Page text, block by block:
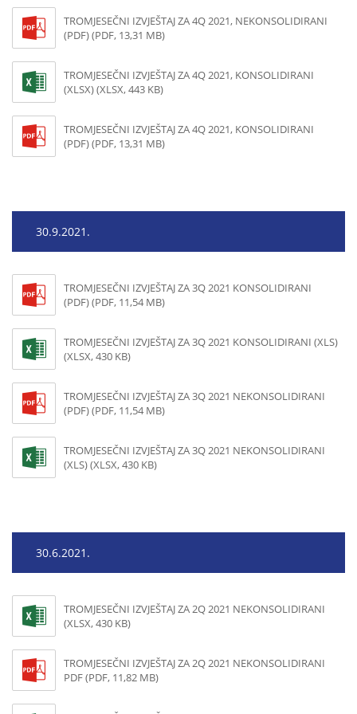
TROMJESEČNI IZVJEŠTAJ ZA 4Q 2021, NEKONSOLIDIRANI
(PDF) (PDF, 13,31 MB)
TROMJESEČNI IZVJEŠTAJ ZA 4Q 2021, KONSOLIDIRANI
(XLSX) (XLSX, 443 KB)
TROMJESEČNI IZVJEŠTAJ ZA 4Q 2021, KONSOLIDIRANI
(PDF) (PDF, 13,31 MB)
30.9.2021.
TROMJESEČNI IZVJEŠTAJ ZA 3Q 2021 KONSOLIDIRANI
(PDF) (PDF, 11,54 MB)
TROMJESEČNI IZVJEŠTAJ ZA 3Q 2021 KONSOLIDIRANI (XLS)
(XLSX, 430 KB)
TROMJESEČNI IZVJEŠTAJ ZA 3Q 2021 NEKONSOLIDIRANI
(PDF) (PDF, 11,54 MB)
TROMJESEČNI IZVJEŠTAJ ZA 3Q 2021 NEKONSOLIDIRANI
(XLS) (XLSX, 430 KB)
30.6.2021.
TROMJESEČNI IZVJEŠTAJ ZA 2Q 2021 NEKONSOLIDIRANI
(XLSX, 430 KB)
TROMJESEČNI IZVJEŠTAJ ZA 2Q 2021 NEKONSOLIDIRANI
PDF (PDF, 11,82 MB)